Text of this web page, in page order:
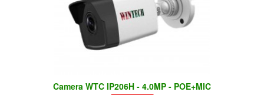
Camera WTC IP206H - 4.0MP - POE+MIC